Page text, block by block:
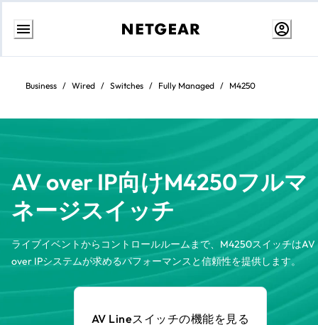
コ
に
Business / Wired / Switches / Fully Managed / M4250
AV over IP向けM4250フルマ
ネージスイッチ
ライブイベントからコントロールルームまで、M4250スイッチはAV
over IPシステムが求めるパフォーマンスと信頼性を提供します。
AV Lineスイッチの機能を見る